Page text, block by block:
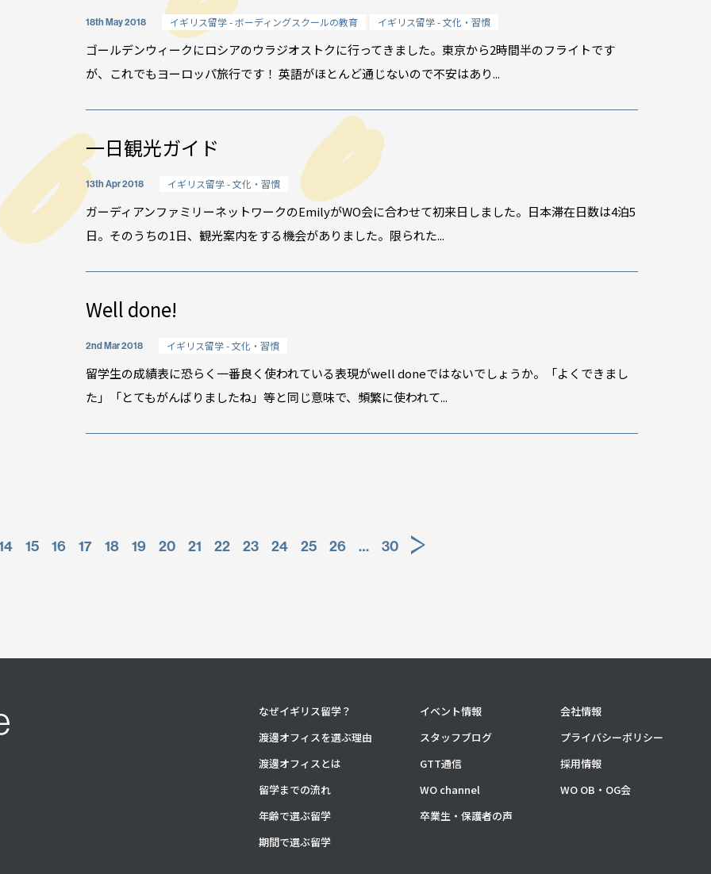
18th May 2018 イギリス留学 - ボーディングスクールの教育 イギリス留学 - 文化・習慣
ゴールデンウィークにロシアのウラジオストクに行ってきました。東京から2時間半のフライトです
が、これでもヨーロッパ旅行です！ 英語がほとんど通じないので不安はあり...
一日観光ガイド
13th Apr 2018 イギリス留学 - 文化・習慣
ガーディアンファミリーネットワークのEmilyがWO会に合わせて初来日しました。日本滞在日数は4泊5
日。そのうちの1日、観光案内をする機会がありました。限られた...
Well done!
2nd Mar 2018 イギリス留学 - 文化・習慣
留学生の成績表に恐らく一番良く使われている表現がwell doneではないでしょうか。「よくできまし
た」「とてもがんばりましたね」等と同じ意味で、頻繁に使われて...
15 16 17 18 19 20 21 22 23 24 25 26 … 30
なぜイギリス留学？
渡邊オフィスを選ぶ理由
渡邊オフィスとは
留学までの流れ
年齢で選ぶ留学
期間で選ぶ留学
イベント情報
スタッフブログ
GTT通信
WO channel
卒業生・保護者の声
会社情報
プライバシーポリシー
採用情報
WO OB・OG会